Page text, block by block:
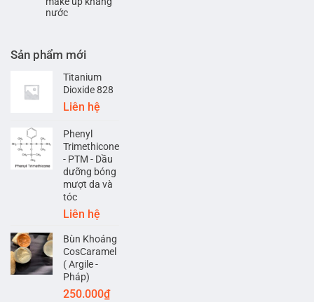
nước
Sản phẩm mới
Titanium
Dioxide 828
Liên hệ
Phenyl
Trimethicone
- PTM - Dầu
dưỡng bóng
mượt da và
tóc
Liên hệ
Bùn Khoáng
CosCaramel
( Argile -
Pháp)
250.000₫